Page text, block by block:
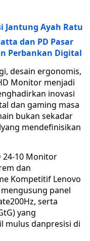
Jantung Ayah Ratu
dan PD Pasar
Perbankan Digital
desain ergonomis,
Monitor menjadi
inovasi
dan gaming masa
bukan sekadar
mendefinisikan
24-10 Monitor
dan
Kompetitif Lenovo
mengusung panel
serta
yang
mulus danpresisi di